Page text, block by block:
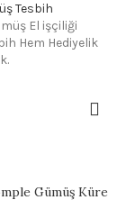
Tesbih
El işçiliği
Hem Hediyelik
Gümüş Küre